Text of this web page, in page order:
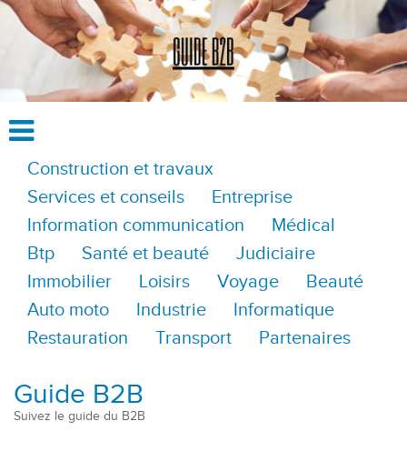
Construction et travaux
Services et conseils
Entreprise
Information communication
Médical
Btp
Santé et beauté
Judiciaire
Immobilier
Loisirs Voyage
Beauté
Auto moto
Industrie
Informatique
Restauration
Transport Partenaires
Guide B2B
Suivez le guide du B2B